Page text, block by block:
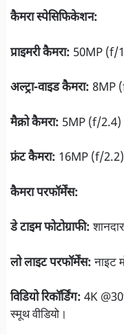
कैमरा स्पेसिफिकेशन:
प्राइमरी कैमरा: 50MP (f/
अल्ट्रा-वाइड कैमरा: 8MP
मैक्रो कैमरा: 5MP (f/2.4)
फ्रंट कैमरा: 16MP (f/2.2)
कैमरा परफॉर्मेंस:
डे टाइम फोटोग्राफी:
लो लाइट परफॉर्मेंस:नाइट
विडियो रिकॉर्डिंग: 4K
स्मूथ वीडियो।